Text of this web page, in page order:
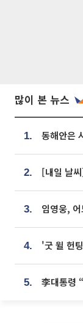
많이 본 뉴스
1.
2.
3.
4.
5.